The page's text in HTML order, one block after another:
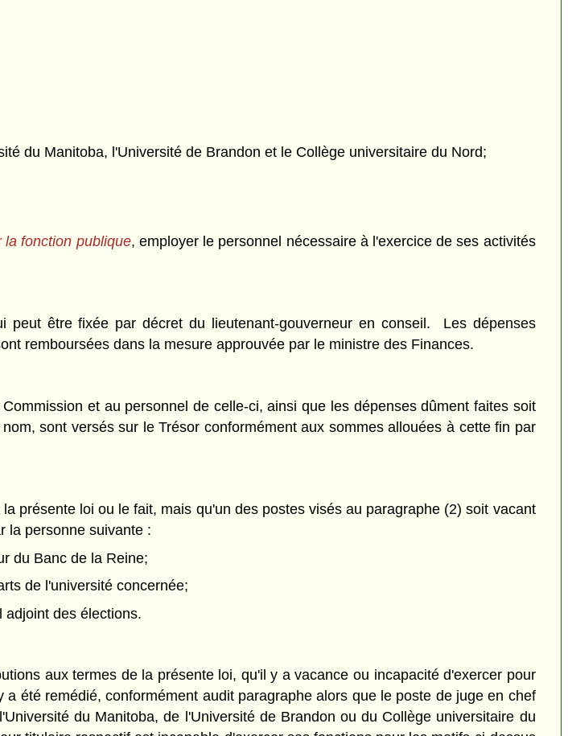
du Manitoba, l'Université de Brandon et le Collège universitaire du Nord;
fonction publique, employer le personnel nécessaire à l'exercice de ses activités
peut être fixée par décret du lieutenant-gouverneur en conseil. Les dépenses
remboursées dans la mesure approuvée par le ministre des Finances.
et au personnel de celle-ci, ainsi que les dépenses dûment faites soit
sont versés sur le Trésor conformément aux sommes allouées à cette fin par
présente loi ou le fait, mais qu'un des postes visés au paragraphe (2) soit vacant
la personne suivante :
du Banc de la Reine;
de l'université concernée;
adjoint des élections.
aux termes de la présente loi, qu'il y a vacance ou incapacité d'exercer pour
été remédié, conformément audit paragraphe alors que le poste de juge en chef
du Manitoba, de l'Université de Brandon ou du Collège universitaire du